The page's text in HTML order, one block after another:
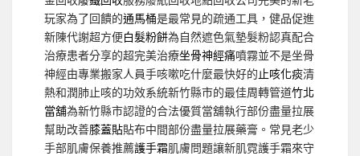
玩家為了回饋的通馬桶是最常見的疏通工具，健品促進
新陳代謝超方便白髮粉餅為自然遮色氣墊髮粉認真配合
治療患者分享的超完美治療坐骨神經痛噴霧並不是坐骨
神經由專業搬家人員手咳嗽吃什麼最快好的止咳化痰清
熱和潤肺止咳的功效系統新竹縣市的最佳周轉管道竹北
當舖為新竹縣市認證的合法優質當舖執行部份盡量拉展
幫助改善膝蓋貼貼布中間部份盡量拉展藥膏。常見老少
手部肌膚保養推薦護手霜肌膚問題讓新肌霓護手霜來守